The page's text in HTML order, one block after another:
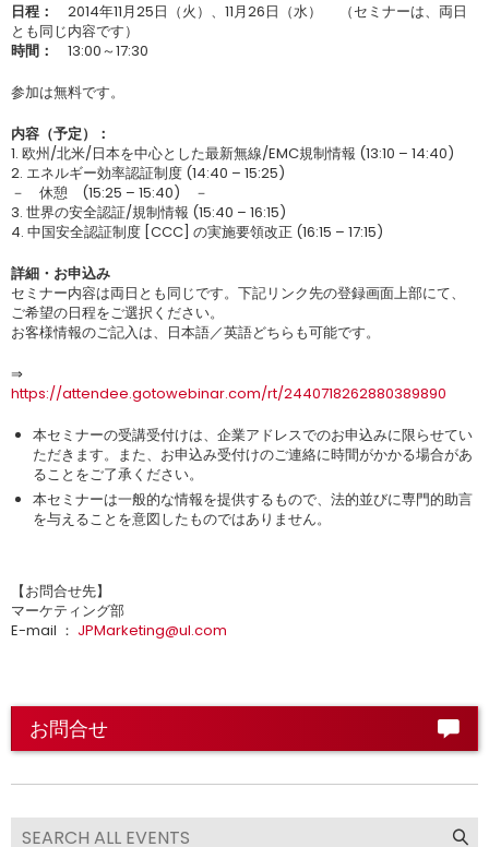
日程：
2014年11月25日（火）、11月26日（水） （セミナーは、両日
とも同じ内容です）
時間：
13:00～17:30
参加は無料です。
内容（予定）：
1. 欧州/北米/日本を中心とした最新無線/EMC規制情報 (13:10 – 14:40)
2. エネルギー効率認証制度 (14:40 – 15:25)
－ 休憩 (15:25 – 15:40) －
3. 世界の安全認証/規制情報 (15:40 – 16:15)
4. 中国安全認証制度 [CCC] の実施要領改正 (16:15 – 17:15)
詳細・お申込み
セミナー内容は両日とも同じです。下記リンク先の登録画面上部にて、
ご希望の日程をご選択ください。
お客様情報のご記入は、日本語／英語どちらも可能です。
⇒
https://attendee.gotowebinar.com/rt/2440718262880389890
本セミナーの受講受付けは、企業アドレスでのお申込みに限らせてい
ただきます。また、お申込み受付けのご連絡に時間がかかる場合があ
ることをご了承ください。
本セミナーは一般的な情報を提供するもので、法的並びに専門的助言
を与えることを意図したものではありません。
【お問合せ先】
マーケティング部
E-mail ： JPMarketing@ul.com
お問合せ